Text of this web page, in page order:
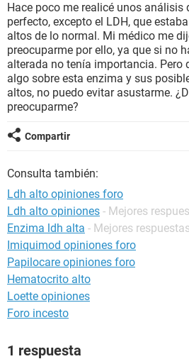
BIENESTAR
SEXUALIDAD
GLOSARIO
Hace poco me realicé unos análisis
perfecto, excepto el LDH, que
altos de lo normal. Mi médico me
preocuparme por ello, ya que si no
alterada no tenía importancia. Pero
algo sobre esta enzima y sus
altos, no puedo evitar asustarme.
preocuparme?
Compartir
Consulta también:
Ldh alto opiniones foro
Ldh alto opiniones - Mejores
Enzima ldh alta - Mejores respuestas
Imiquimod opiniones foro
Papilocare opiniones foro
Hematocrito alto
Loette opiniones
Foro incesto
1 respuesta